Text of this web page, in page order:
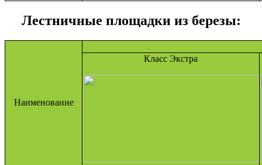
Лестничные площадки из березы:
Наименование
Класс Экстра